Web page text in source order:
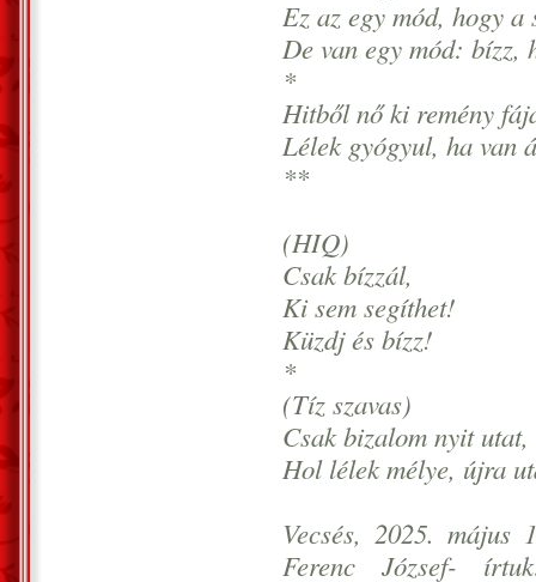
Ez az egy mód, hogy
De van egy mód: bízz,
*
Hitből nő ki remény
Lélek gyógyul, ha van
**
(HIQ)
Csak bízzál,
Ki sem segíthet!
Küzdj és bízz!
*
(Tíz szavas)
Csak bizalom nyit utat,
Hol lélek mélye, újra
Vecsés, 2025.
Ferenc József-